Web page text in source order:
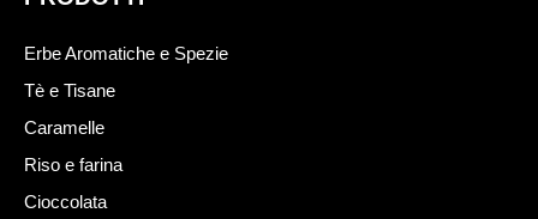
Erbe Aromatiche e Spezie
Tè e Tisane
Caramelle
Riso e farina
Cioccolata